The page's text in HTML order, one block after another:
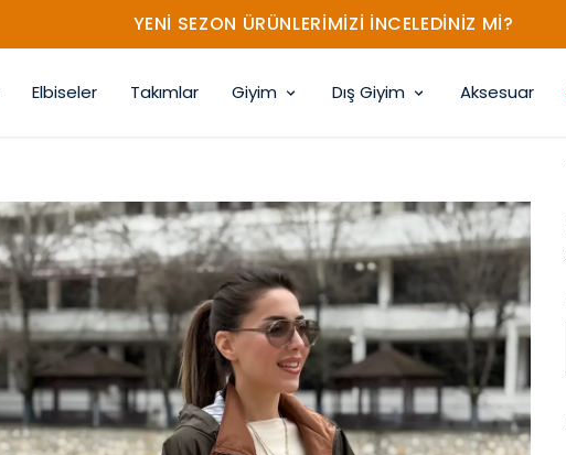
YENİ SEZON ÜRÜNLERİMİZİ İNCELEDİNİZ Mİ?
Elbiseler Takımlar Giyim Dış Giyim Aksesuar